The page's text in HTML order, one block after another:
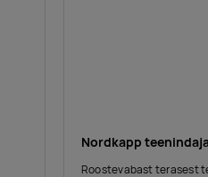
Nordkapp
Roostevabast terasest